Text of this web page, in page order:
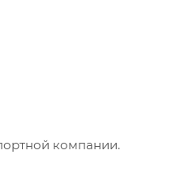
компании.